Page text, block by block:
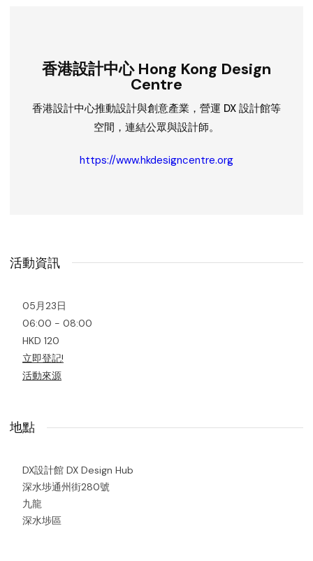
香港設計中心 Hong Kong Design
Centre
香港設計中心推動設計與創意產業，營運 DX 設計館等
空間，連結公眾與設計師。
https://www.hkdesigncentre.org
活動資訊
05月23日
06:00 - 08:00
HKD 120
立即登記!
活動來源
地點
DX設計館 DX Design Hub
深水埗通州街280號
九龍
深水埗區